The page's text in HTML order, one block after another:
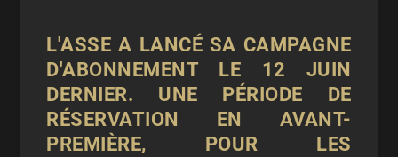
L'ASSE A LANCÉ SA CAMPAGNE
D'ABONNEMENT LE 12 JUIN
DERNIER. UNE PÉRIODE DE
RÉSERVATION EN AVANT-
PREMIÈRE, POUR LES